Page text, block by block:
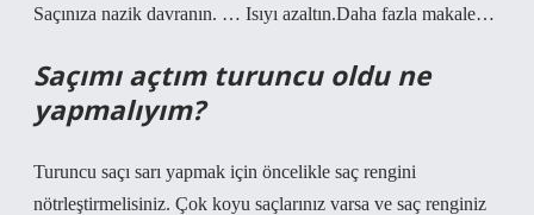
Saçınıza nazik davranın. … Isıyı azaltın.Daha fazla makale…
Saçımı açtım turuncu oldu ne
yapmalıyım?
Turuncu saçı sarı yapmak için öncelikle saç rengini
nötrleştirmelisiniz. Çok koyu saçlarınız varsa ve saç renginiz